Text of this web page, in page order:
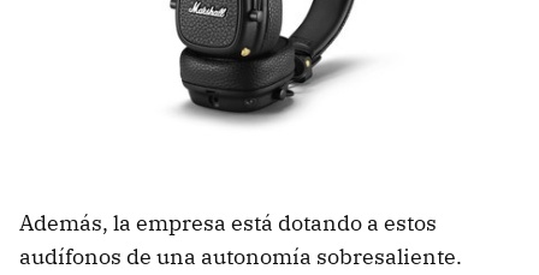
Además, la empresa está dotando a estos
audífonos de una autonomía sobresaliente.